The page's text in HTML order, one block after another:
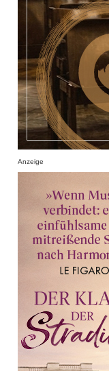
Anzeige